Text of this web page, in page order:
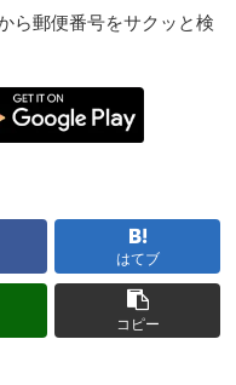
ら郵便番号をサクッと検
はてブ
コピー